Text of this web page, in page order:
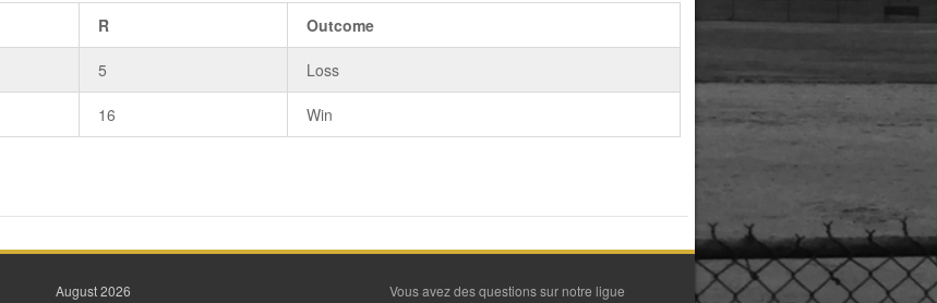
R Outcome
5 Loss
16 Win
August 2026
Vous avez des questions sur notre ligue